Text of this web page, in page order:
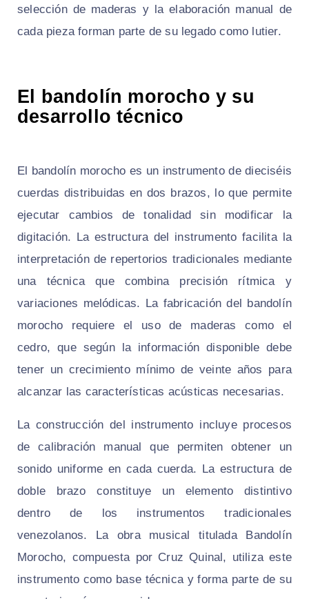
selección de maderas y la elaboración manual de
cada pieza forman parte de su legado como lutier.
El bandolín morocho y su
desarrollo técnico
El bandolín morocho es un instrumento de dieciséis
cuerdas distribuidas en dos brazos, lo que permite
ejecutar cambios de tonalidad sin modificar la
digitación. La estructura del instrumento facilita la
interpretación de repertorios tradicionales mediante
una técnica que combina precisión rítmica y
variaciones melódicas. La fabricación del bandolín
morocho requiere el uso de maderas como el
cedro, que según la información disponible debe
tener un crecimiento mínimo de veinte años para
alcanzar las características acústicas necesarias.
La construcción del instrumento incluye procesos
de calibración manual que permiten obtener un
sonido uniforme en cada cuerda. La estructura de
doble brazo constituye un elemento distintivo
dentro de los instrumentos tradicionales
venezolanos. La obra musical titulada Bandolín
Morocho, compuesta por Cruz Quinal, utiliza este
instrumento como base técnica y forma parte de su